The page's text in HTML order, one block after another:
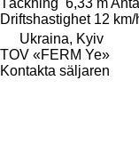
Driftshastighet 12 km/
Ukraina, Kyiv
TOV «FERM Ye»
Kontakta säljaren